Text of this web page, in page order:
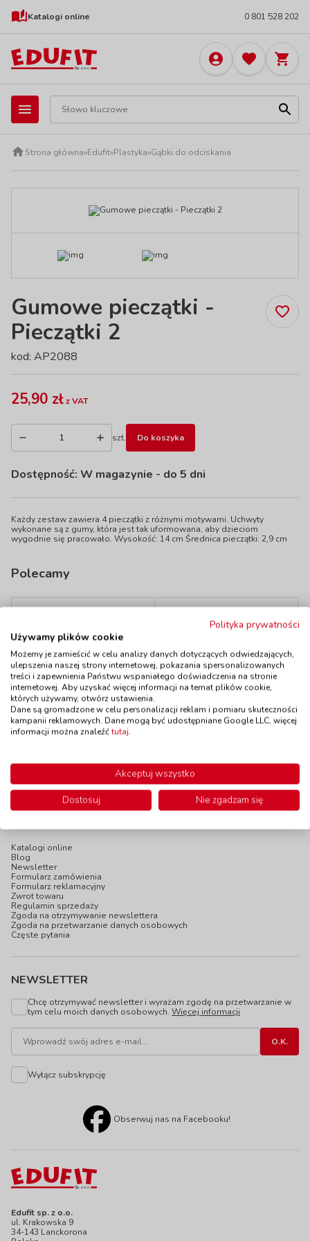
Katalogi online 0 801 528 202
Strona główna»Edufit»Plastyka»Gąbki do odciskania
Gumowe pieczątki -
Pieczątki 2
kod: AP2088
25,90 złz VAT
szt. Do koszyka
Dostępność: W magazynie - do 5 dni
Każdy zestaw zawiera 4 pieczątki z różnymi motywami. Uchwyty
wykonane są z gumy, która jest tak uformowana, aby dzieciom
wygodnie się pracowało. Wysokość: 14 cm Średnica pieczątki: 2,9 cm
Polecamy
Gąbki do odciskania
- Pojazdy - 5 szt.
kod: AP012SPT
DostępnośćW magazynie
1 szt.
do 5 dni
31,90 zł z VAT
Do koszyka
farbą
kod: VN81533
Dostępnośćdo 21 dni
75,90 zł z VAT
Edufit sp. z o.o.
ul. Krakowska 9
34-143 Lanckorona
INFOPANEL
Katalogi online
Blog
Newsletter
Formularz zamówienia
Formularz reklamacyjny
Zwrot towaru
Regulamin sprzedaży
Zgoda na otrzymywanie newslettera
Zgoda na przetwarzanie danych osobowych
Częste pytania
NEWSLETTER
Chcę otrzymywać newsletter i wyrażam zgodę na przetwarzanie w
tym celu moich danych osobowych. Więcej informacji
Wyłącz subskrypcję
Obserwuj nas na Facebooku!
Polityka prywatności
Używamy plików cookie
Możemy je zamieścić w celu analizy danych dotyczących odwiedzających,
ulepszenia naszej strony internetowej, pokazania spersonalizowanych
treści i zapewnienia Państwu wspaniałego doświadczenia na stronie
internetowej. Aby uzyskać więcej informacji na temat plików cookie,
których używamy, otwórz ustawienia.
Dane są gromadzone w celu personalizacji reklam i pomiaru skuteczności
kampanii reklamowych. Dane mogą być udostępniane Google LLC, więcej
informacji można znaleźćtutaj.
Akceptuj wszystko
Dostosuj
Nie zgadzam się